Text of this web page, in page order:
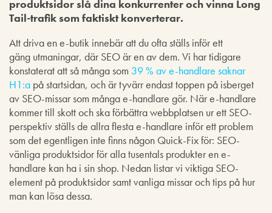
produktsidor slå dina konkurrenter och vinna Long
Tail-trafik som faktiskt konverterar.
Att driva en e-butik innebär att du ofta ställs inför ett
gäng utmaningar, där SEO är en av dem. Vi har tidigare
konstaterat att så många som 39 % av e-handlare saknar
H1:a på startsidan, och är tyvärr endast toppen på isberget
av SEO-missar som många e-handlare gör. När e-handlare
kommer till skott och ska förbättra webbplatsen ur ett SEO-
perspektiv ställs de allra flesta e-handlare inför ett problem
som det egentligen inte finns någon Quick-Fix för: SEO-
vänliga produktsidor för alla tusentals produkter en e-
handlare kan ha i sin shop. Nedan listar vi viktiga SEO-
element på produktsidor samt vanliga missar och tips på hur
man kan lösa dessa.